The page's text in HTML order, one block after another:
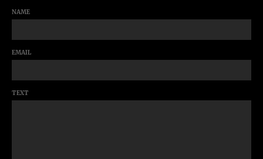
NAME
EMAIL
TEXT